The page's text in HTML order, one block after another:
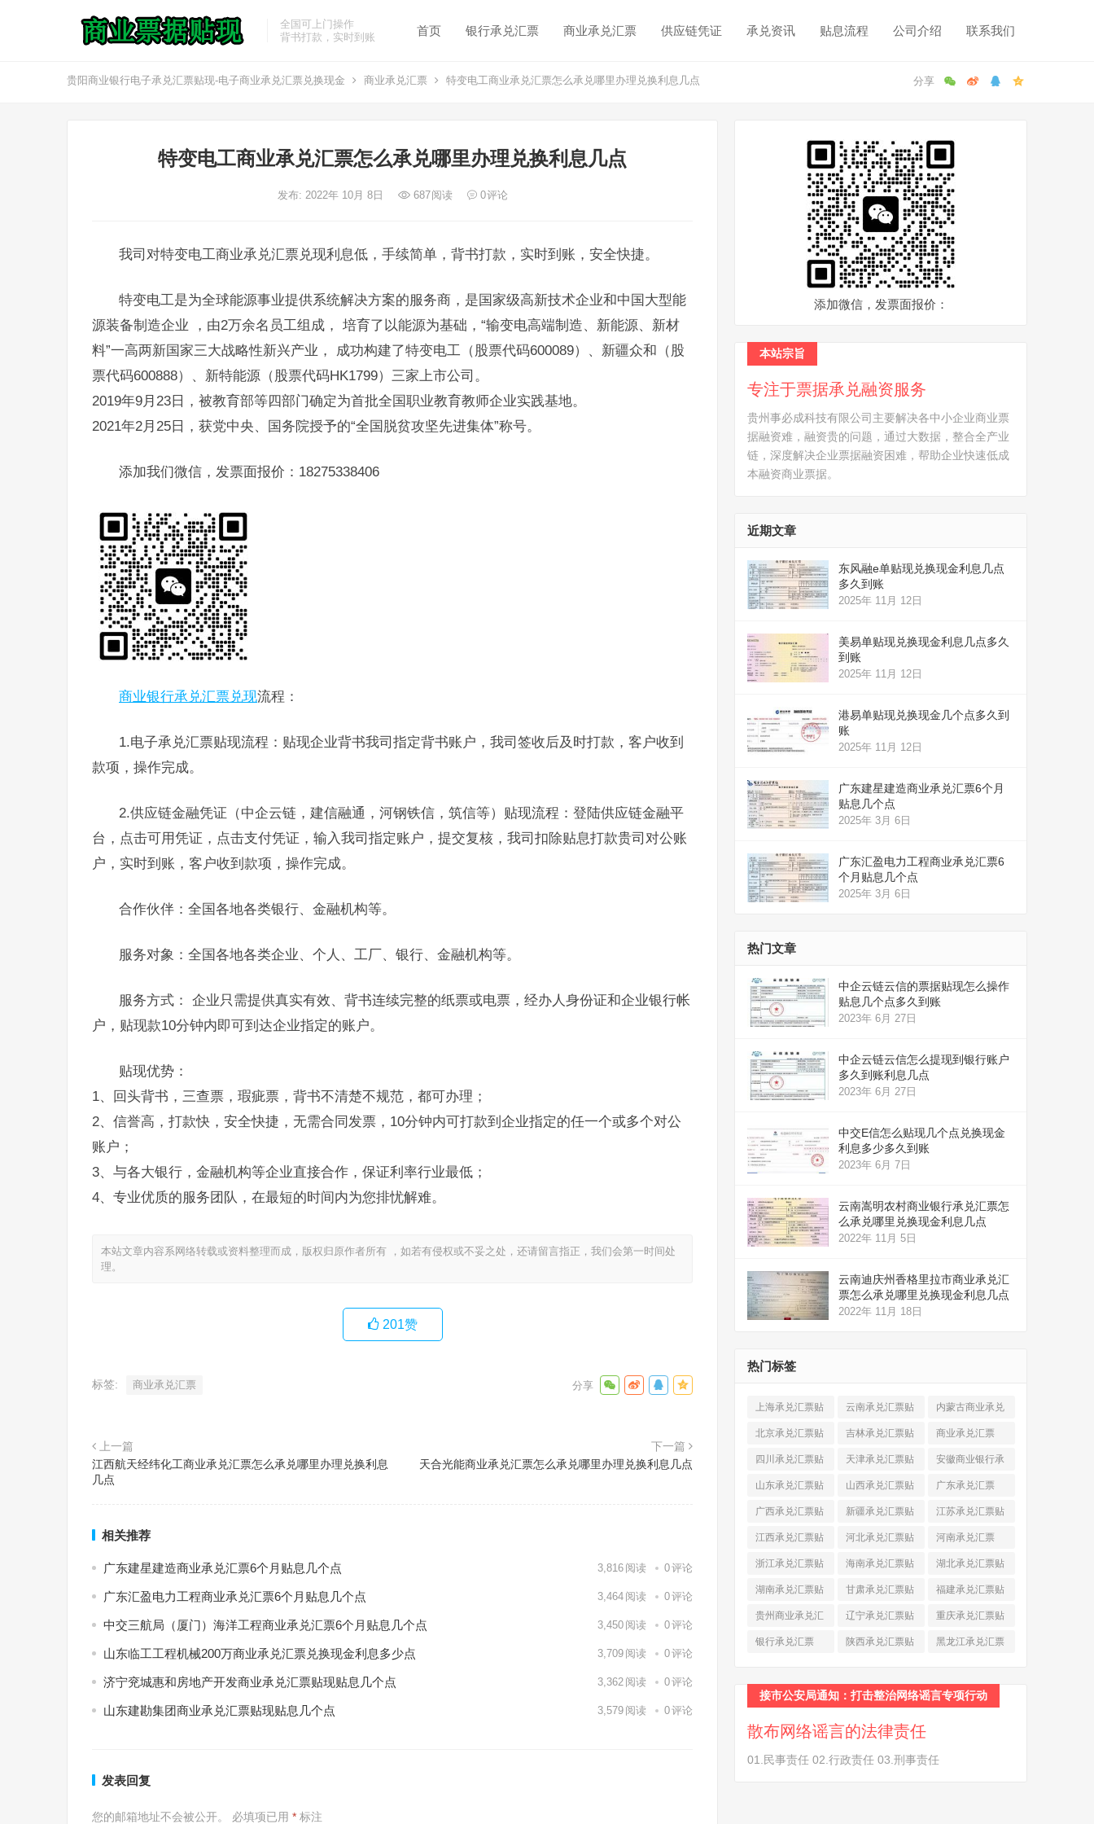
全国可上门操作
背书打款，实时到账
首页 银行承兑汇票 商业承兑汇票 供应链凭证 承兑资讯 贴息流程 公司介绍 联系我们
贵阳商业银行电子承兑汇票贴现-电子商业承兑汇票兑换现金 商业承兑汇票 特变电工商业承兑汇票怎么承兑哪里办理兑换利息几点
特变电工商业承兑汇票怎么承兑哪里办理兑换利息几点
发布: 2022年 10月 8日 687阅读 0评论
我司对特变电工商业承兑汇票兑现利息低，手续简单，背书打款，实时到账，安全快捷。
特变电工是为全球能源事业提供系统解决方案的服务商，是国家级高新技术企业和中国大型能
源装备制造企业 ，由2万余名员工组成， 培育了以能源为基础，“输变电高端制造、新能源、新材
料”一高两新国家三大战略性新兴产业， 成功构建了特变电工（股票代码600089）、新疆众和（股
票代码600888）、新特能源（股票代码HK1799）三家上市公司。
2019年9月23日，被教育部等四部门确定为首批全国职业教育教师企业实践基地。
2021年2月25日，获党中央、国务院授予的“全国脱贫攻坚先进集体”称号。
添加我们微信，发票面报价：18275338406
商业银行承兑汇票兑现流程：
1.电子承兑汇票贴现流程：贴现企业背书我司指定背书账户，我司签收后及时打款，客户收到
款项，操作完成。
2.供应链金融凭证（中企云链，建信融通，河钢铁信，筑信等）贴现流程：登陆供应链金融平
台，点击可用凭证，点击支付凭证，输入我司指定账户，提交复核，我司扣除贴息打款贵司对公账
户，实时到账，客户收到款项，操作完成。
合作伙伴：全国各地各类银行、金融机构等。
服务对象：全国各地各类企业、个人、工厂、银行、金融机构等。
服务方式： 企业只需提供真实有效、背书连续完整的纸票或电票，经办人身份证和企业银行帐
户，贴现款10分钟内即可到达企业指定的账户。
贴现优势：
1、回头背书，三查票，瑕疵票，背书不清楚不规范，都可办理；
2、信誉高，打款快，安全快捷，无需合同发票，10分钟内可打款到企业指定的任一个或多个对公
账户；
3、与各大银行，金融机构等企业直接合作，保证利率行业最低；
4、专业优质的服务团队，在最短的时间内为您排忧解难。
本站文章内容系网络转载或资料整理而成，版权归原作者所有 ，如若有侵权或不妥之处，还请留言指正，我们会第一时间处
理。
201赞
标签: 商业承兑汇票
上一篇
江西航天经纬化工商业承兑汇票怎么承兑哪里办理兑换利息
几点
下一篇
天合光能商业承兑汇票怎么承兑哪里办理兑换利息几点
相关推荐
广东建星建造商业承兑汇票6个月贴息几个点 3,816 阅读 0评论
广东汇盈电力工程商业承兑汇票6个月贴息几个点 3,464 阅读 0评论
中交三航局（厦门）海洋工程商业承兑汇票6个月贴息几个点 3,450 阅读 0评论
山东临工工程机械200万商业承兑汇票兑换现金利息多少点 3,709 阅读 0评论
济宁兖城惠和房地产开发商业承兑汇票贴现贴息几个点 3,362 阅读 0评论
山东建勘集团商业承兑汇票贴现贴息几个点 3,579 阅读 0评论
发表回复
您的邮箱地址不会被公开。 必填项已用 * 标注
添加微信，发票面报价：
本站宗旨
专注于票据承兑融资服务
贵州事必成科技有限公司主要解决各中小企业商业票
据融资难，融资贵的问题，通过大数据，整合全产业
链，深度解决企业票据融资困难，帮助企业快速低成
本融资商业票据。
近期文章
东风融e单贴现兑换现金利息几点
多久到账
2025年 11月 12日
美易单贴现兑换现金利息几点多久
到账
2025年 11月 12日
港易单贴现兑换现金几个点多久到
账
2025年 11月 12日
广东建星建造商业承兑汇票6个月
贴息几个点
2025年 3月 6日
广东汇盈电力工程商业承兑汇票6
个月贴息几个点
2025年 3月 6日
热门文章
中企云链云信的票据贴现怎么操作
贴息几个点多久到账
2023年 6月 27日
中企云链云信怎么提现到银行账户
多久到账利息几点
2023年 6月 27日
中交E信怎么贴现几个点兑换现金
利息多少多久到账
2023年 6月 7日
云南嵩明农村商业银行承兑汇票怎
么承兑哪里兑换现金利息几点
2022年 11月 5日
云南迪庆州香格里拉市商业承兑汇
票怎么承兑哪里兑换现金利息几点
2022年 11月 18日
热门标签
上海承兑汇票贴
现(520)
云南承兑汇票贴
现(324)
内蒙古商业承兑
汇票(316)
北京承兑汇票贴
现 (912)
吉林承兑汇票贴
现(123)
商业承兑汇票
(225)
四川承兑汇票贴
现(790)
天津承兑汇票贴
现(242)
安徽商业银行承
兑汇票 (565)
山东承兑汇票贴
现(874)
山西承兑汇票贴
现(463)
广东承兑汇票
(979)
广西承兑汇票贴
现(278)
新疆承兑汇票贴
现(264)
江苏承兑汇票贴
现(774)
江西承兑汇票贴
现(366)
河北承兑汇票贴
现(374)
河南承兑汇票
(518)
浙江承兑汇票贴
现(691)
海南承兑汇票贴
现(145)
湖北承兑汇票贴
现(587)
湖南承兑汇票贴
现(453)
甘肃承兑汇票贴
现(194)
福建承兑汇票贴
现(945)
贵州商业承兑汇
票(284)
辽宁承兑汇票贴
现(344)
重庆承兑汇票贴
现(232)
银行承兑汇票
陕西承兑汇票贴
黑龙江承兑汇票
接市公安局通知：打击整治网络谣言专项行动
散布网络谣言的法律责任
01.民事责任 02.行政责任 03.刑事责任